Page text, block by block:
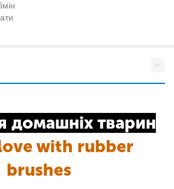
домашніх тварин
with rubber
brushes